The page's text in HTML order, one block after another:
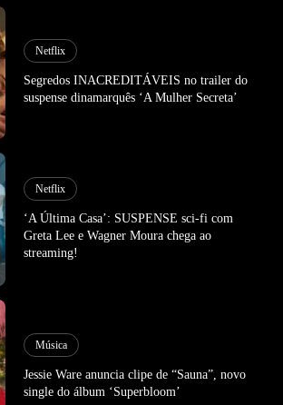
Netflix
Segredos INACREDITÁVEIS no trailer do
suspense dinamarquês ‘A Mulher Secreta’
Netflix
‘A Última Casa’: SUSPENSE sci-fi com
Greta Lee e Wagner Moura chega ao
streaming!
Música
Jessie Ware anuncia clipe de “Sauna”, novo
single do álbum ‘Superbloom’